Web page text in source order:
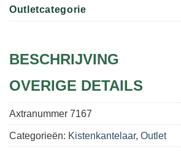
Outletcategorie
BESCHRIJVING
OVERIGE DETAILS
Axtranummer 7167
Categorieën: Kistenkantelaar, Outlet